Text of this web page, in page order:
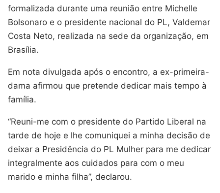
formalizada durante uma reunião entre Michelle
Bolsonaro e o presidente nacional do PL, Valdemar
Costa Neto, realizada na sede da organização, em
Brasília.
Em nota divulgada após o encontro, a ex-primeira-
dama afirmou que pretende dedicar mais tempo à
família.
“Reuni-me com o presidente do Partido Liberal na
tarde de hoje e lhe comuniquei a minha decisão de
deixar a Presidência do PL Mulher para me dedicar
integralmente aos cuidados para com o meu
marido e minha filha”, declarou.